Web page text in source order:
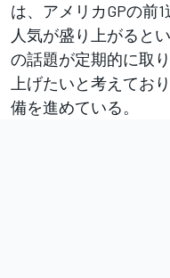
は、アメリカGPの前
人気が盛り上がると
の話題が定期的に取
上げたいと考えてお
備を進めている。